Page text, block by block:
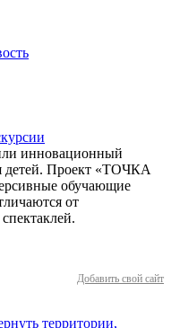
инновационный
детей. Проект «ТОЧКА
обучающие
от
Добавить свой сайт